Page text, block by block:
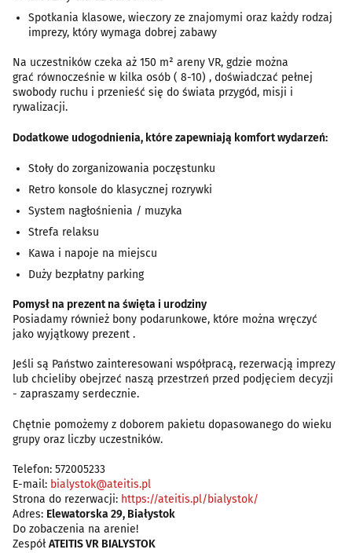
Spotkania klasowe, wieczory ze znajomymi oraz każdy rodzaj
imprezy, który wymaga dobrej zabawy
Na uczestników czeka aż 150 m² areny VR, gdzie można
grać równocześnie w kilka osób ( 8-10) , doświadczać pełnej
swobody ruchu i przenieść się do świata przygód, misji i
rywalizacji.
Dodatkowe udogodnienia, które zapewniają komfort wydarzeń:
Stoły do zorganizowania poczęstunku
Retro konsole do klasycznej rozrywki
System nagłośnienia / muzyka
Strefa relaksu
Kawa i napoje na miejscu
Duży bezpłatny parking
Pomysł na prezent na święta i urodziny
Posiadamy również bony podarunkowe, które można wręczyć
jako wyjątkowy prezent .
Jeśli są Państwo zainteresowani współpracą, rezerwacją imprezy
lub chcieliby obejrzeć naszą przestrzeń przed podjęciem decyzji
- zapraszamy serdecznie.
Chętnie pomożemy z doborem pakietu dopasowanego do wieku
grupy oraz liczby uczestników.
Telefon: 572005233
E-mail: bialystok@ateitis.pl
Strona do rezerwacji: https://ateitis.pl/bialystok/
Adres: Elewatorska 29, Białystok
Do zobaczenia na arenie!
ZespółATEITIS VR BIALYSTOK